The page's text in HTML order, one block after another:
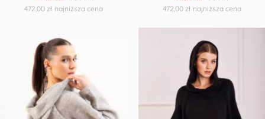
najniższa cena
472,00 zł
najniższa cena
472,00 zł